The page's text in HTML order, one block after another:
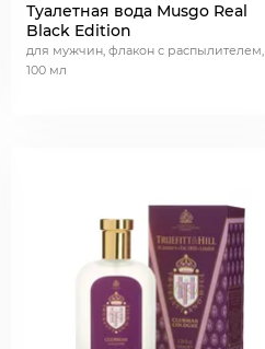
Туалетная вода Musgo Real
Black Edition
для мужчин, флакон с распылителем,
100 мл